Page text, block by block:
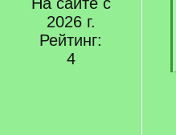
2026 г.
Рейтинг:
4